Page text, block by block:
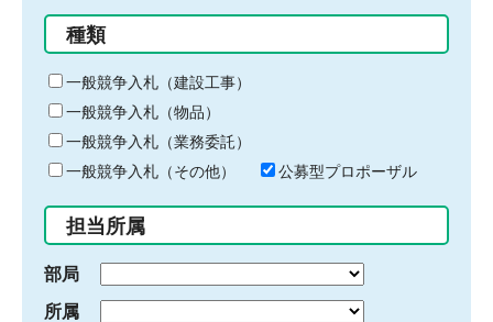
る
キ
ー
ワ
ー
ド
入
力
種類
一般競争入札（建設工事）
一般競争入札（物品）
一般競争入札（業務委託）
一般競争入札（その他）
公募型プロポーザル
担当所属
部局
所属